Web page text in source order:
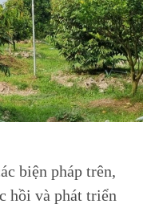
biện pháp trên,
hồi và phát triển